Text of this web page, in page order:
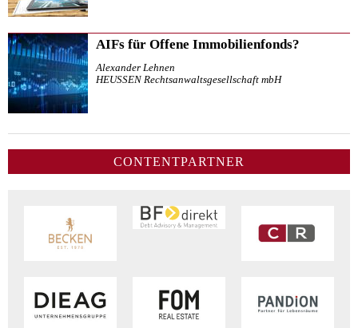
AIFs für Offene Immobilienfonds?
Alexander Lehnen
HEUSSEN Rechtsanwaltsgesellschaft mbH
CONTENTPARTNER